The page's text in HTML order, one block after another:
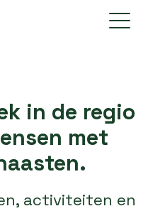
in de regio
met
activiteiten en